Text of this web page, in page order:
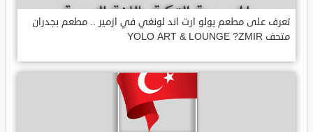
تعرف على مطعم يولو ارت اند لونغي في ازمير .. مطعم بجدران
متحف YOLO ART & LOUNGE ?ZMIR